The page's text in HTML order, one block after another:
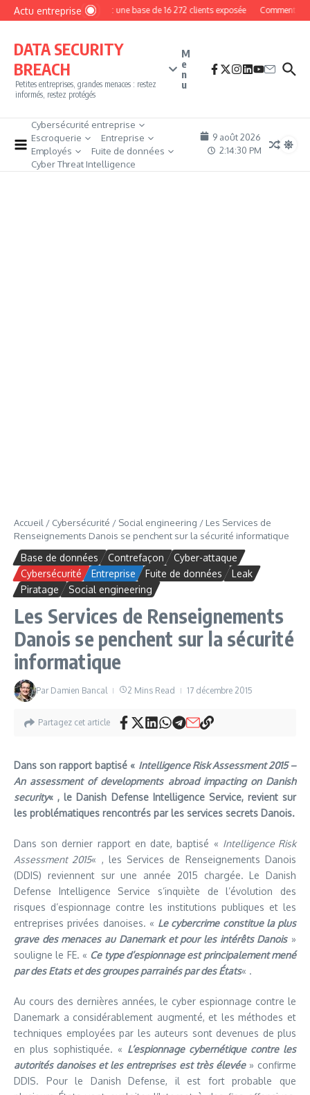
Aller au contenu
Actu entrepriseMyPhoto : une base de 16 272 clients exposée Comment
DATA SECURITY
BREACH
Petites entreprises, grandes menaces : restez
informés, restez protégés
M
e
n
u
Cybersécurité entreprise
Escroquerie
Entreprise
Employés
Fuite de données
Cyber Threat Intelligence
9 août 2026
2:14:32 PM
Accueil / Cybersécurité / Social engineering / Les Services de
Renseignements Danois se penchent sur la sécurité informatique
Base de données Contrefaçon
Cyber-attaque
Cybersécurité
Entreprise Fuite de données
Leak
Piratage
Social engineering
Les Services de Renseignements
Danois se penchent sur la sécurité
informatique
Par Damien Bancal 2 Mins Read 17 décembre 2015
Partagez cet article
Dans son rapport baptisé « Intelligence Risk Assessment 2015 –
An assessment of developments abroad impacting on Danish
security« , le Danish Defense Intelligence Service, revient sur
les problématiques rencontrés par les services secrets Danois.
Dans son dernier rapport en date, baptisé « Intelligence Risk
Assessment 2015« , les Services de Renseignements Danois
(DDIS) reviennent sur une année 2015 chargée. Le Danish
Defense Intelligence Service s’inquiète de l’évolution des
risques d’espionnage contre les institutions publiques et les
entreprises privées danoises. « Le cybercrime constitue la plus
grave des menaces au Danemark et pour les intérêts Danois»
souligne le FE. « Ce type d’espionnage est principalement mené
par des Etats et des groupes parrainés par des États« .
Au cours des dernières années, le cyber espionnage contre le
Danemark a considérablement augmenté, et les méthodes et
techniques employées par les auteurs sont devenues de plus
en plus sophistiquée. « L’espionnage cybernétique contre les
autorités danoises et les entreprises est très élevée» confirme
DDIS. Pour le Danish Defense, il est fort probable que